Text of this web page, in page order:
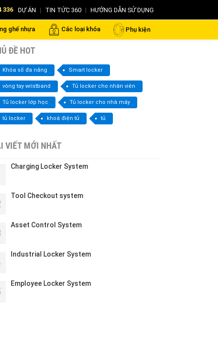
336 DỰ ÁN | TIN TỨC 360 | HƯỚNG DẪN SỬ DỤNG
ghế nhựa Các loại khóa Phụ kiện
ĐỀ HOT
Khóa số đa năng Smart locker
vòng tay wristband Tủ locker cho nhân viên
Tủ locker lớp học Tủ locker cho nhà máy
tủ locker khoá điện tử tủ
VIẾT MỚI NHẤT
Charging Locker System
Tool Checkout system
Asset Control System
Industrial Locker System
Employee Locker System